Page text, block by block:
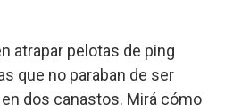
atrapar pelotas de ping
que no paraban de ser
dos canastos. Mirá cómo